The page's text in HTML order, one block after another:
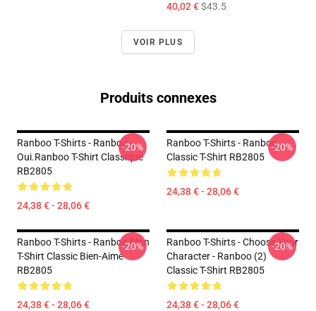
40,02 €$43.5
VOIR PLUS
Produits connexes
Ranboo T-Shirts - Ranboo -
Oui.Ranboo T-Shirt Classique
RB2805
24,38 € - 28,06 €
-20%
Ranboo T-Shirts - Ranboo
Classic T-Shirt RB2805
24,38 € - 28,06 €
-20%
Ranboo T-Shirts - Ranboo Mon
T-Shirt Classic Bien-Aimé
RB2805
24,38 € - 28,06 €
-20%
Ranboo T-Shirts - Choose Your
Character - Ranboo (2)
Classic T-Shirt RB2805
24,38 € - 28,06 €
-20%